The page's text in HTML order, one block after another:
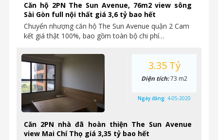
Căn hộ 2PN The Sun Avenue, 76m2 view sông
Sài Gòn full nội thất giá 3,6 tỷ bao hết
Chuyển nhượng căn hộ The Sun Avenue quận 2 Cam
kết giá thật 100%, bao gồm toàn bộ chi phí…
Căn 2PN nhà đã hoàn thiện The Sun Avenue
view Mai Chí Thọ giá 3,35 tỷ bao hết
3.35 Tỷ
Diện tích:73 m2
Ngày đăng: 4-05-2020